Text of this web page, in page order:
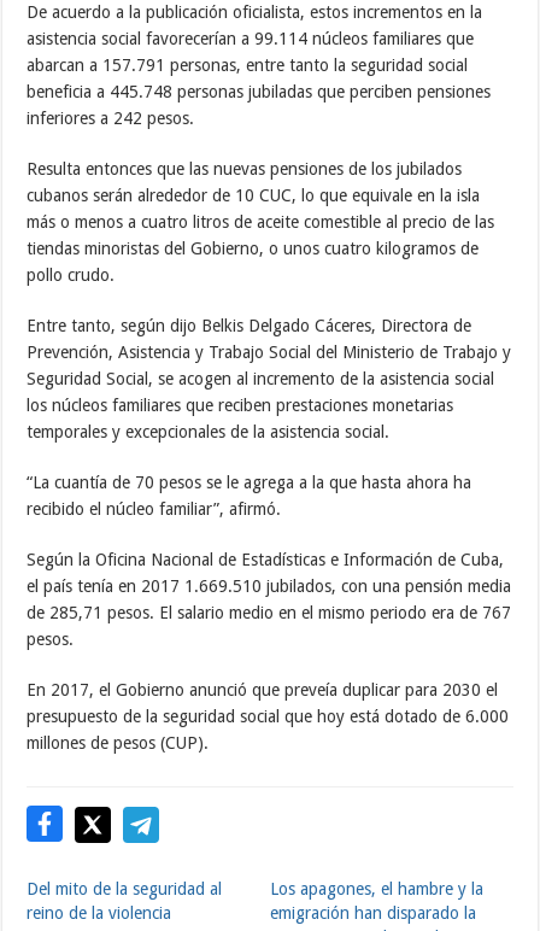
De acuerdo a la publicación oficialista, estos incrementos en la
asistencia social favorecerían a 99.114 núcleos familiares que
abarcan a 157.791 personas, entre tanto la seguridad social
beneficia a 445.748 personas jubiladas que perciben pensiones
inferiores a 242 pesos.
Resulta entonces que las nuevas pensiones de los jubilados
cubanos serán alrededor de 10 CUC, lo que equivale en la isla
más o menos a cuatro litros de aceite comestible al precio de las
tiendas minoristas del Gobierno, o unos cuatro kilogramos de
pollo crudo.
Entre tanto, según dijo Belkis Delgado Cáceres, Directora de
Prevención, Asistencia y Trabajo Social del Ministerio de Trabajo y
Seguridad Social, se acogen al incremento de la asistencia social
los núcleos familiares que reciben prestaciones monetarias
temporales y excepcionales de la asistencia social.
“La cuantía de 70 pesos se le agrega a la que hasta ahora ha
recibido el núcleo familiar”, afirmó.
Según la Oficina Nacional de Estadísticas e Información de Cuba,
el país tenía en 2017 1.669.510 jubilados, con una pensión media
de 285,71 pesos. El salario medio en el mismo periodo era de 767
pesos.
En 2017, el Gobierno anunció que preveía duplicar para 2030 el
presupuesto de la seguridad social que hoy está dotado de 6.000
millones de pesos (CUP).
Del mito de la seguridad al
reino de la violencia
Los apagones, el hambre y la
emigración han disparado la